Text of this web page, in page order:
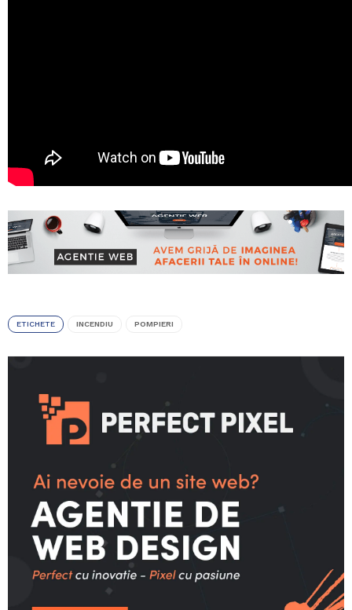
ETICHETE INCENDIU POMPIERI